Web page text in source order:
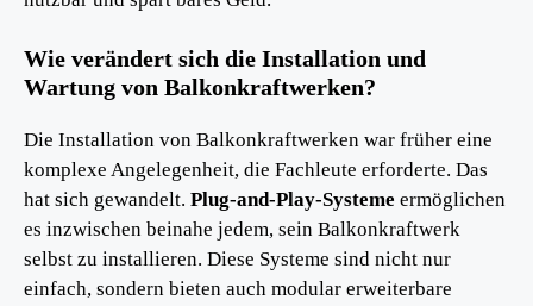
Wie verändert sich die Installation und
Wartung von Balkonkraftwerken?
Die Installation von Balkonkraftwerken war früher eine
komplexe Angelegenheit, die Fachleute erforderte. Das
hat sich gewandelt. Plug-and-Play-Systeme ermöglichen
es inzwischen beinahe jedem, sein Balkonkraftwerk
selbst zu installieren. Diese Systeme sind nicht nur
einfach, sondern bieten auch modular erweiterbare